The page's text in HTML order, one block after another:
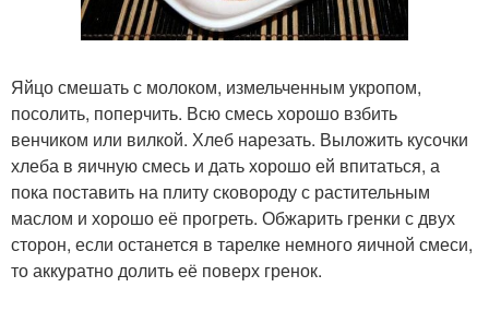
Яйцо смешать с молоком, измельченным укропом,
посолить, поперчить. Всю смесь хорошо взбить
венчиком или вилкой. Хлеб нарезать. Выложить кусочки
хлеба в яичную смесь и дать хорошо ей впитаться, а
пока поставить на плиту сковороду с растительным
маслом и хорошо её прогреть. Обжарить гренки с двух
сторон, если останется в тарелке немного яичной смеси,
то аккуратно долить её поверх гренок.